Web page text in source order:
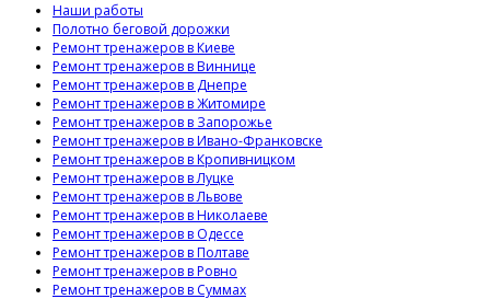
Наши работы
Полотно беговой дорожки
Ремонт тренажеров в Киеве
Ремонт тренажеров в Виннице
Ремонт тренажеров в Днепре
Ремонт тренажеров в Житомире
Ремонт тренажеров в Запорожье
Ремонт тренажеров в Ивано-Франковске
Ремонт тренажеров в Кропивницком
Ремонт тренажеров в Луцке
Ремонт тренажеров в Львове
Ремонт тренажеров в Николаеве
Ремонт тренажеров в Одессе
Ремонт тренажеров в Полтаве
Ремонт тренажеров в Ровно
Ремонт тренажеров в Суммах